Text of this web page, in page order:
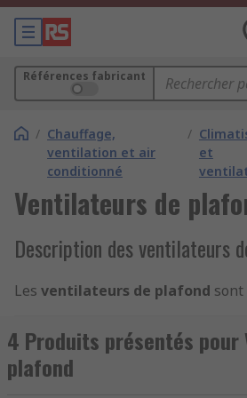
Références fabricant
/ Chauffage,
ventilation et air
conditionné
/
et
Ventilateurs de
Description des ventilateurs
Les ventilateurs de plafond sont
Suspendus au plafond, ils font
le bas. Ils contribuent à garder
d'énergie à un niveau bas.
4 Produits présentés
plafond